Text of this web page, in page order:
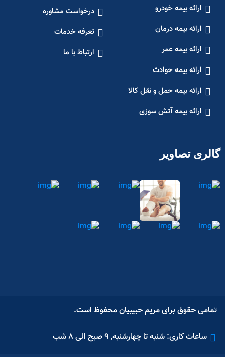
ارائه بیمه خودرو
ارائه بیمه درمان
ارائه بیمه عمر
ارائه بیمه حوادث
ارائه بیمه حمل و نقل کالا
ارائه بیمه آتش سوزی
درخواست مشاوره
تعرفه خدمات
ارتباط با ما
گالری تصاویر
تمامی حقوق برای مریم حبیبیان محفوظ است.
ساعات کاری: شنبه تا چهارشنبه, 9 صبح الی 8 شب